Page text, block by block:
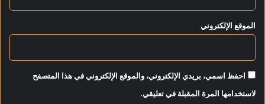
الموقع الإلكتروني
احفظ اسمي، بريدي الإلكتروني، والموقع الإلكتروني في هذا المتصفح
لاستخدامها المرة المقبلة في تعليقي.